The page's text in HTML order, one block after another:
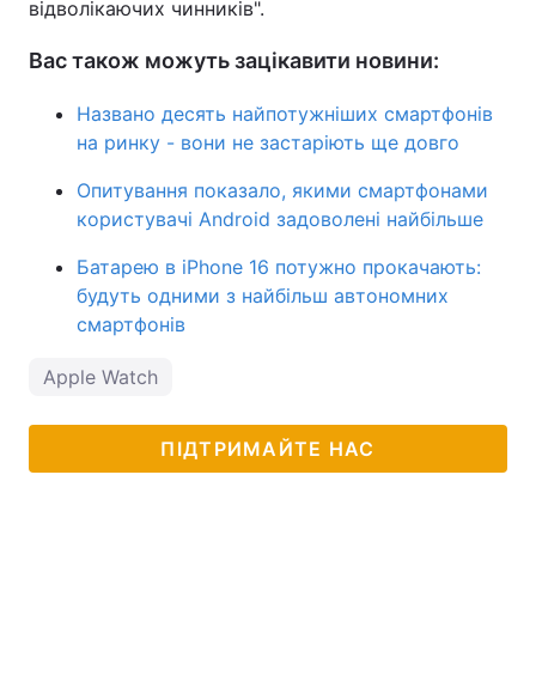
відволікаючих чинників".
Вас також можуть зацікавити новини:
Названо десять найпотужніших смартфонів
на ринку - вони не застаріють ще довго
Опитування показало, якими смартфонами
користувачі Android задоволені найбільше
Батарею в iPhone 16 потужно прокачають:
будуть одними з найбільш автономних
смартфонів
Apple Watch
ПІДТРИМАЙТЕ НАС